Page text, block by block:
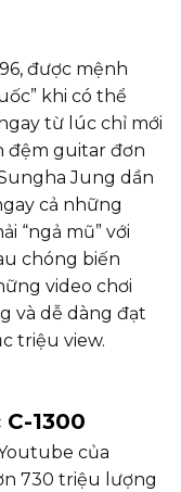
được mệnh
khi có thể
từ lúc chỉ mới
đệm guitar đơn
Jung dần
cả những
“ngả mũ” với
chóng biến
video chơi
và dễ dàng đạt
triệu view.
1300
của
730 triệu lượng